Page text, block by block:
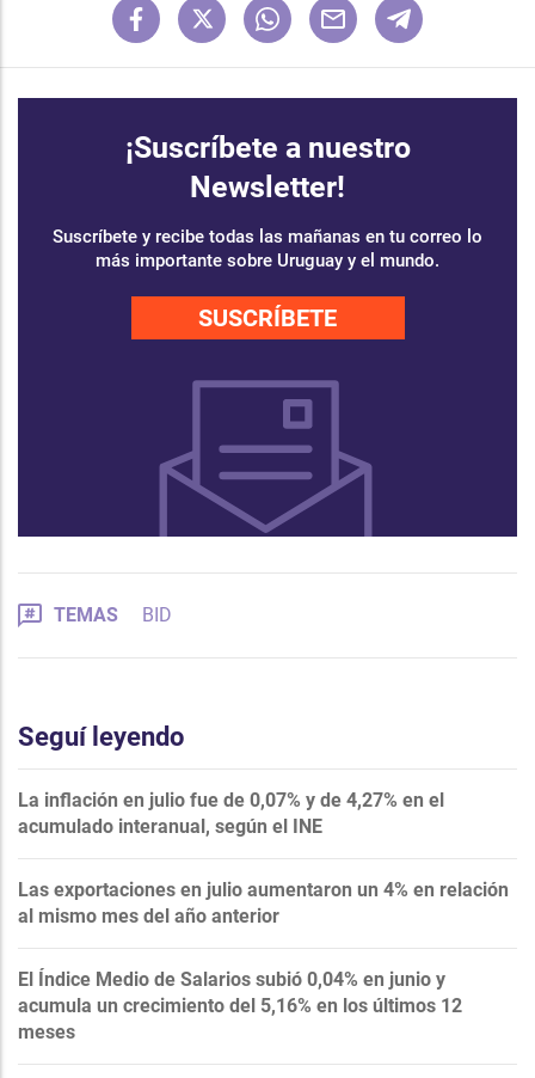
¡Suscríbete a nuestro
Newsletter!
Suscríbete y recibe todas las mañanas en tu correo lo
más importante sobre Uruguay y el mundo.
SUSCRÍBETE
TEMAS BID
Seguí leyendo
La inflación en julio fue de 0,07% y de 4,27% en el
acumulado interanual, según el INE
Las exportaciones en julio aumentaron un 4% en relación
al mismo mes del año anterior
El Índice Medio de Salarios subió 0,04% en junio y
acumula un crecimiento del 5,16% en los últimos 12
meses